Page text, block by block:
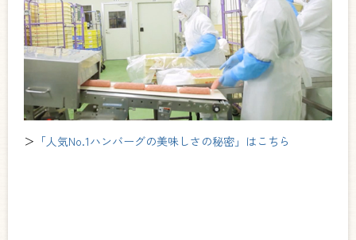
＞ 「人気No.1ハンバーグの美味しさの秘密」はこちら